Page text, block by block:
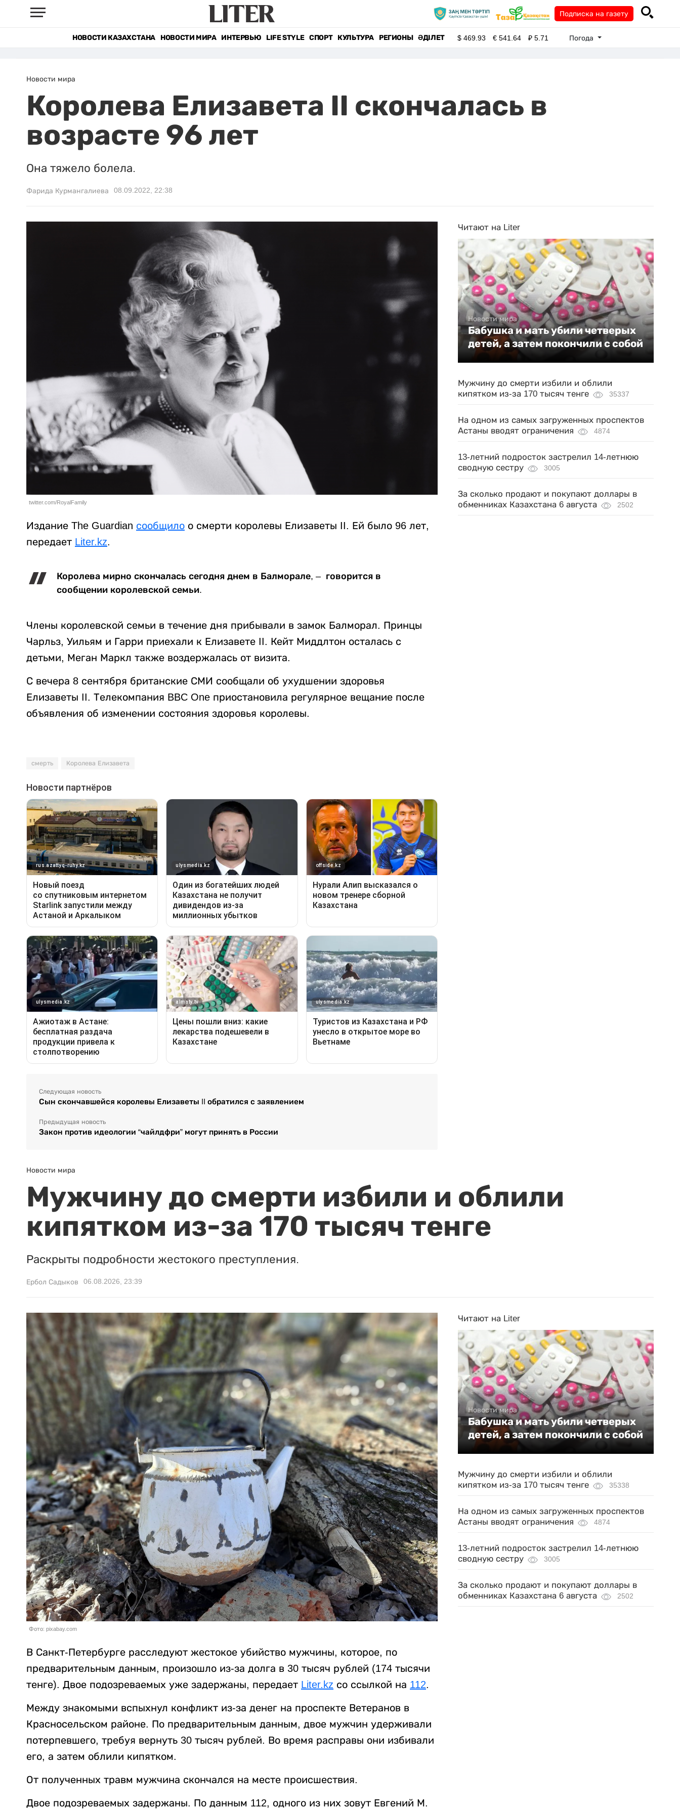
Подписка на газету
НОВОСТИ КАЗАХСТАНА НОВОСТИ МИРА ИНТЕРВЬЮ LIFE STYLE СПОРТ КУЛЬТУРА РЕГИОНЫ ӘДІЛЕТ $469.93 €541.64 ₽5.71 Погода
Новости мира
Королева Елизавета II скончалась в
возрасте 96 лет
Она тяжело болела.
Фарида Курмангалиева 08.09.2022, 22:38
twitter.com/RoyalFamily
Издание The Guardian сообщило о смерти королевы Елизаветы II. Ей было 96 лет,
передает Liter.kz.
Королева мирно скончалась сегодня днем в Балморале, – говорится в
сообщении королевской семьи.
Члены королевской семьи в течение дня прибывали в замок Балморал. Принцы
Чарльз, Уильям и Гарри приехали к Елизавете II. Кейт Миддлтон осталась с
детьми, Меган Маркл также воздержалась от визита.
С вечера 8 сентября британские СМИ сообщали об ухудшении здоровья
Елизаветы II. Телекомпания BBC One приостановила регулярное вещание после
объявления об изменении состояния здоровья королевы.
смерть Королева Елизавета
Следующая новость
Сын скончавшейся королевы Елизаветы II обратился с заявлением
Предыдущая новость
Закон против идеологии “чайлдфри” могут принять в России
Читают на Liter
Новости мира
Бабушка и мать убили четверых
детей, а затем покончили с собой
Мужчину до смерти избили и облили
кипятком из-за 170 тысяч тенге
35337
На одном из самых загруженных проспектов
Астаны вводят ограничения
4874
13-летний подросток застрелил 14-летнюю
сводную сестру
3005
За сколько продают и покупают доллары в
обменниках Казахстана 6 августа
2502
Новости мира
Мужчину до смерти избили и облили
кипятком из-за 170 тысяч тенге
Раскрыты подробности жестокого преступления.
Ербол Садыков 06.08.2026, 23:39
Фото: pixabay.com
В Санкт-Петербурге расследуют жестокое убийство мужчины, которое, по
предварительным данным, произошло из-за долга в 30 тысяч рублей (174 тысячи
тенге). Двое подозреваемых уже задержаны, передает Liter.kz со ссылкой на 112.
Между знакомыми вспыхнул конфликт из-за денег на проспекте Ветеранов в
Красносельском районе. По предварительным данным, двое мужчин удерживали
потерпевшего, требуя вернуть 30 тысяч рублей. Во время расправы они избивали
его, а затем облили кипятком.
От полученных травм мужчина скончался на месте происшествия.
Двое подозреваемых задержаны. По данным 112, одного из них зовут Евгений М.
Читают на Liter
Новости мира
Бабушка и мать убили четверых
детей, а затем покончили с собой
Мужчину до смерти избили и облили
кипятком из-за 170 тысяч тенге
35338
На одном из самых загруженных проспектов
Астаны вводят ограничения
4874
13-летний подросток застрелил 14-летнюю
сводную сестру
3005
За сколько продают и покупают доллары в
обменниках Казахстана 6 августа
2502